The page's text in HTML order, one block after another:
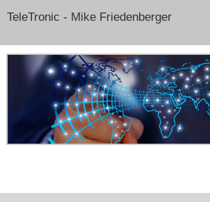
TeleTronic - Mike Friedenberger